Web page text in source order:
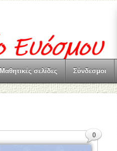
Μαθητικές σελίδες Σύνδεσμοι
0